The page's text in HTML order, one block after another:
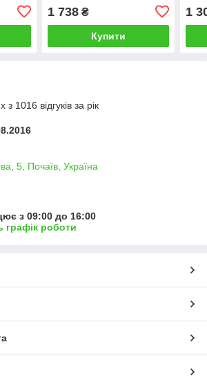
1 738₴
Купити
1
1016 відгуків за рік
5, Почаїв, Україна
з 09:00 до 16:00
графік роботи